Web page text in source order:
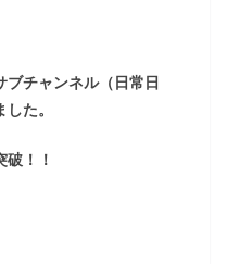
チャンネル（日常日
た。
！！